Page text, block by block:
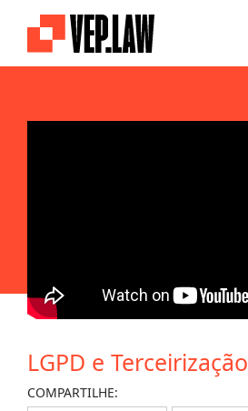
LGPD e Terceirização
COMPARTILHE: